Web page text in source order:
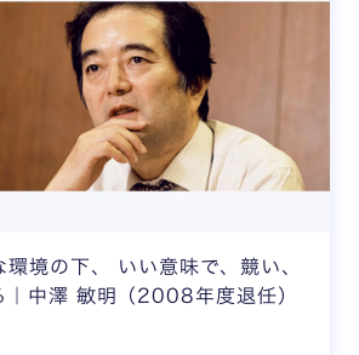
環境の下、 いい意味で、競い、
｜中澤 敏明（2008年度退任）